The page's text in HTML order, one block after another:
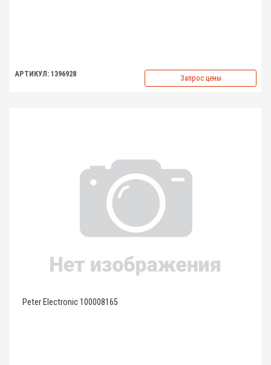
АРТИКУЛ: 1396928 Запрос цены
Peter Electronic 100008165